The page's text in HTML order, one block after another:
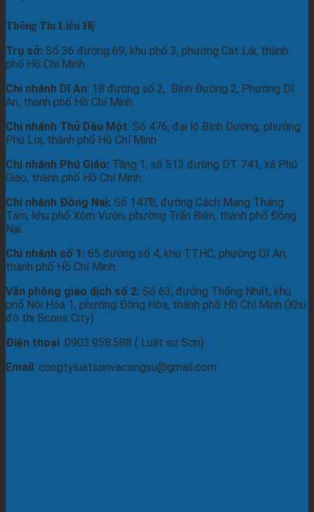
Thông Tin Liên Hệ
Trụ sở: Số 36 đường 69, khu phố 3, phường Cát Lái, thành
phố Hồ Chí Minh.
Chi nhánh Dĩ An: 18 đường số 2, Bình Đường 2, Phường Dĩ
An, thành phố Hồ Chí Minh.
Chi nhánh Thủ Dầu Một: Số 476, đại lộ Bình Dương, phường
Phú Lợi, thành phố Hồ Chí Minh
Chi nhánh Phú Giáo: Tầng 1, số 513 đường DT 741, xã Phú
Giáo, thành phố Hồ Chí Minh.
Chi nhánh Đồng Nai: Số 147B, đường Cách Mạng Tháng
Tám, khu phố Xóm Vườn, phường Trấn Biên, thành phố Đồng
Nai.
Chi nhánh số 1: 65 đường số 4, khu TTHC, phường Dĩ An,
thành phố Hồ Chí Minh.
Văn phòng giao dịch số 2: Số 63, đường Thống Nhất, khu
phố Nội Hóa 1, phường Đông Hòa, thành phố Hồ Chí Minh (Khu
đô thị Bcons City)
Điện thoại: 0903.958.588 ( Luật sư Sơn)
Email: congtyluatsonvacongsu@gmail.com